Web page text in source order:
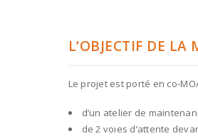
L’OBJECTIF DE LA
Le projet est porté en co-
d’un atelier de
de 2 voies d’attente